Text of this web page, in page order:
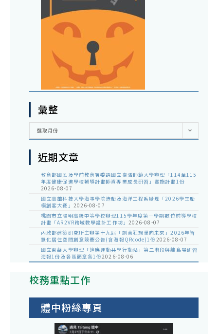
彙整
彙
選取月份
近期文章
教育部國民及學前教育署委請國立臺灣師範大學辦理「114至115
年度健康促進學校輔導計畫師資專業成長研習」實施計畫1份
2026-08-07
國立高雄科技大學海事學院造船及海洋工程系辦理「2026學生船
模創客大賽」 2026-08-07
桃園市立陽明高級中等學校辦理115學年度第一學期數位前導學校
計畫「AR2VR跨域教學設計工作坊」 2026-08-07
內政部建築研究所主辦第十九屆「創意狂想巢向未來」2026年智
慧化居住空間創意競賽公告(含海報QRcode)1份2026-08-07
國立東華大學辦理「適應運動共學行動站」第二階段與離島場研習
海報1份及各區簡章各1份2026-08-06
校務重點工作
體中粉絲專頁